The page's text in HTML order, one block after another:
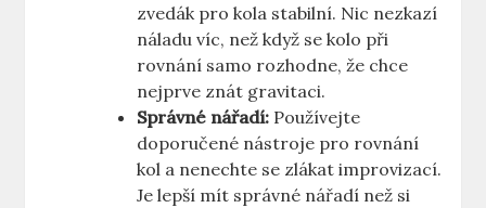
zvedák pro kola stabilní. Nic nezkazí
náladu víc, než když se kolo při
rovnání samo rozhodne, že chce
nejprve znát gravitaci.
Správné nářadí: Používejte
doporučené nástroje pro rovnání
kol a nenechte se zlákat improvizací.
Je lepší mít správné nářadí než si